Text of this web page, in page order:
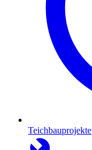
Teichbauprojekte